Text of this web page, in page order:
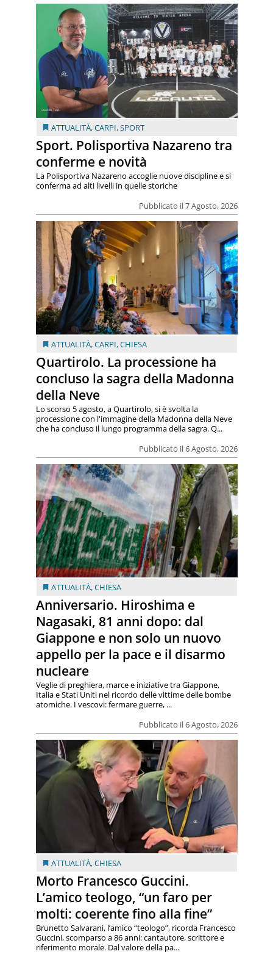
ATTUALITÀ,CARPI,SPORT
Sport. Polisportiva Nazareno tra
conferme e novità
Pubblicato il 7 Agosto, 2026
La Polisportiva Nazareno accoglie nuove discipline e si
conferma ad alti livelli in quelle storiche
ATTUALITÀ,CARPI,CHIESA
Quartirolo. La processione ha
concluso la sagra della Madonna
della Neve
Pubblicato il 6 Agosto, 2026
Lo scorso 5 agosto, a Quartirolo, si è svolta la
processione con l'immagine della Madonna della Neve
che ha concluso il lungo programma della sagra. Q...
ATTUALITÀ,CHIESA
Anniversario. Hiroshima e
Nagasaki, 81 anni dopo: dal
Giappone e non solo un nuovo
appello per la pace e il disarmo
nucleare
Pubblicato il 6 Agosto, 2026
Veglie di preghiera, marce e iniziative tra Giappone,
Italia e Stati Uniti nel ricordo delle vittime delle bombe
atomiche. I vescovi: fermare guerre, ...
ATTUALITÀ,CHIESA
Morto Francesco Guccini.
L’amico teologo, “un faro per
molti: coerente fino alla fine”
Brunetto Salvarani, l’amico “teologo”, ricorda Francesco
Guccini, scomparso a 86 anni: cantautore, scrittore e
riferimento morale. Dal valore della pa...